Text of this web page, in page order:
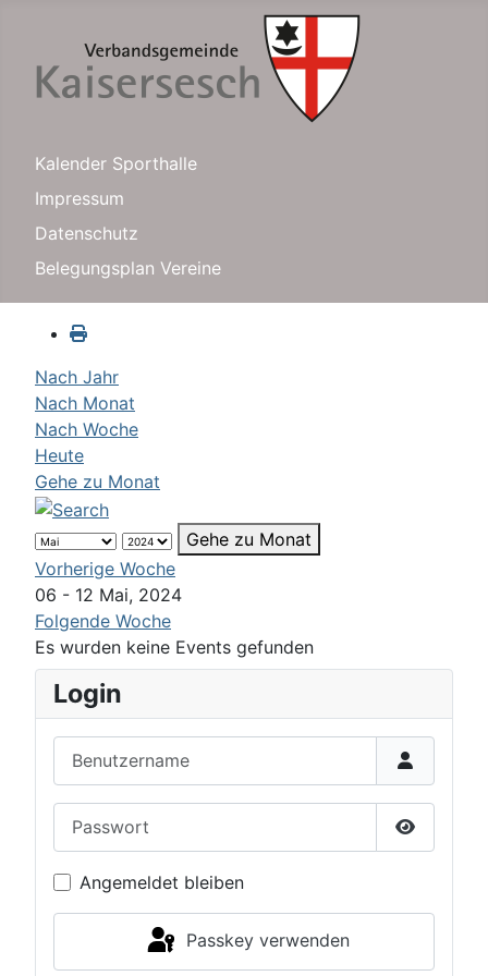
Kalender Sporthalle
Impressum
Datenschutz
Belegungsplan Vereine
Nach Jahr
Nach Monat
Nach Woche
Heute
Gehe zu Monat
Gehe zu Monat
Vorherige Woche
06 - 12 Mai, 2024
Folgende Woche
Es wurden keine Events gefunden
Login
Passwort
Angemeldet bleiben
Passkey verwenden